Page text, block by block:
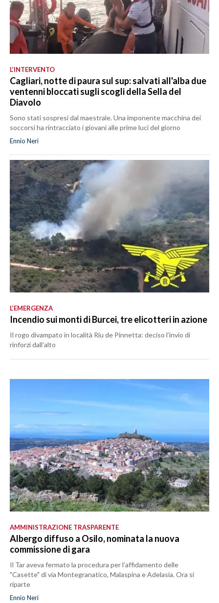
L’INTERVENTO
Cagliari, notte di paura sul sup: salvati all'alba due
ventenni bloccati sugli scogli della Sella del
Diavolo
Sono stati sospresi dal maestrale. Una imponente macchina dei
soccorsi ha rintracciato i giovani alle prime luci del giorno
Ennio Neri
L’EMERGENZA
Incendio sui monti di Burcei, tre elicotteri in azione
Il rogo divampato in località Riu de Pinnetta: deciso l’invio di
rinforzi dall’alto
AMMINISTRAZIONE TRASPARENTE
Albergo diffuso a Osilo, nominata la nuova
commissione di gara
Il Tar aveva fermato la procedura per l’affidamento delle
"Casette" di via Montegranatico, Malaspina e Adelasia. Ora si
riparte
Ennio Neri